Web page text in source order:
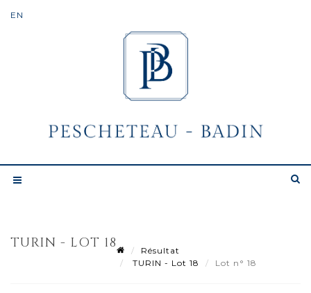
TURIN - LOT 18
Résultat
TURIN - Lot 18
Lot n° 18